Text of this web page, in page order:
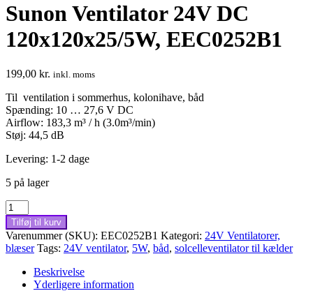
Sunon Ventilator 24V DC
120x120x25/5W, EEC0252B1
199,00 kr. inkl. moms
Til ventilation i sommerhus, kolonihave, båd
Spænding: 10 … 27,6 V DC
Airflow: 183,3 m³ / h (3.0m³/min)
Støj: 44,5 dB
Levering: 1-2 dage
5 på lager
Sunon
Ventilator
24V
DC
120x120x25/5W,
EEC0252B1
antal
Tilføj til kurv
Varenummer (SKU): EEC0252B1 Kategori: 24V Ventilatorer,
blæser Tags: 24V ventilator, 5W, båd, solcelleventilator til kælder
Beskrivelse
Yderligere information